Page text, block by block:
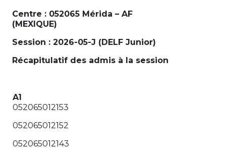
Centre : 052065 Mérida – AF
(MEXIQUE)
Session : 2026-05-J (DELF Junior)
Récapitulatif des admis à la session
A1
052065012153
052065012152
052065012143